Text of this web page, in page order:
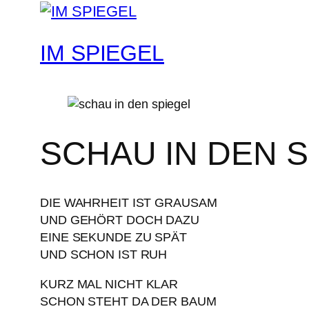
IM SPIEGEL
SCHAU IN DEN
DIE WAHRHEIT IST GRAUSAM
UND GEHÖRT DOCH DAZU
EINE SEKUNDE ZU SPÄT
UND SCHON IST RUH
KURZ MAL NICHT KLAR
SCHON STEHT DA DER BAUM